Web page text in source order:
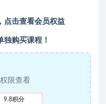
点击查看会员权益
独购买课程！
限查看
9.8积分